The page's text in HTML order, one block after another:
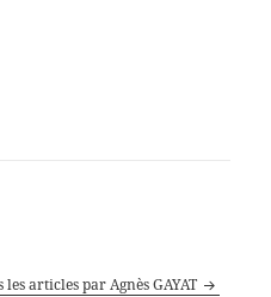
articles par Agnès GAYAT